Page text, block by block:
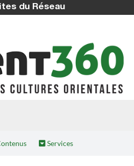
du Réseau
Services